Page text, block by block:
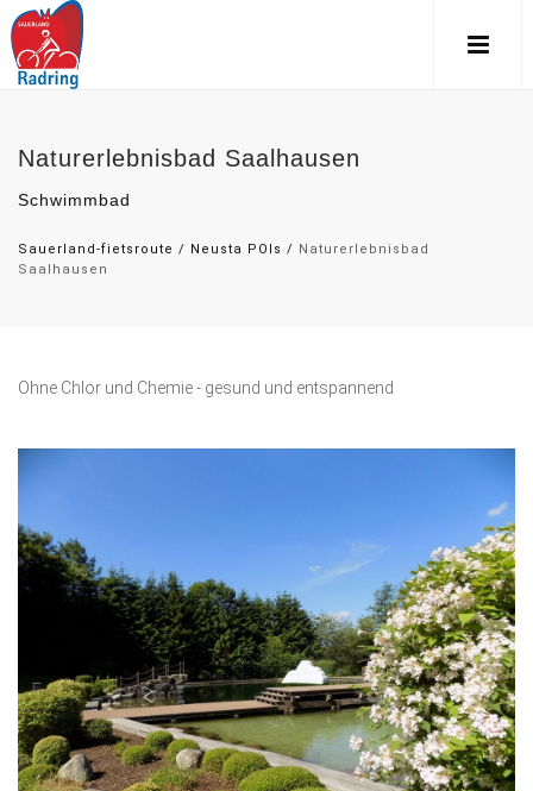
Naturerlebnisbad Saalhausen
Schwimmbad
Sauerland-fietsroute / Neusta POIs / Naturerlebnisbad
Saalhausen
Ohne Chlor und Chemie - gesund und entspannend